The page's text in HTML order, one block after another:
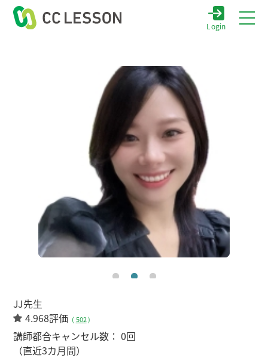
Login
JJ先生
4.968評価 ( 502)
講師都合キャンセル数：0回
（直近3カ月間）